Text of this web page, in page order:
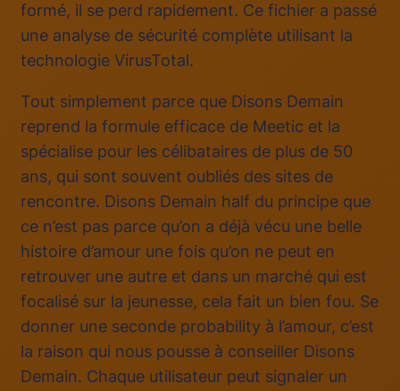
formé, il se perd rapidement. Ce fichier a passé
une analyse de sécurité complète utilisant la
technologie VirusTotal.
Tout simplement parce que Disons Demain
reprend la formule efficace de Meetic et la
spécialise pour les célibataires de plus de 50
ans, qui sont souvent oubliés des sites de
rencontre. Disons Demain half du principe que
ce n’est pas parce qu’on a déjà vécu une belle
histoire d’amour une fois qu’on ne peut en
retrouver une autre et dans un marché qui est
focalisé sur la jeunesse, cela fait un bien fou. Se
donner une seconde probability à l’amour, c’est
la raison qui nous pousse à conseiller Disons
Demain. Chaque utilisateur peut signaler un